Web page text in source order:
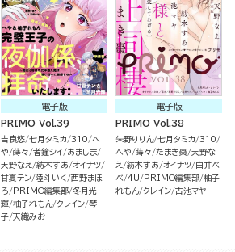
電子版
PRIMO Vol.39
吉良悠 七月タミカ 310 へ
や 蒔々 者鐘シイ あましま
天野なえ
紡木すあ オイナツ
甘夏テン 陸斗いく 西野まほ
ろ
PRIMO編集部 冬月光
輝 柚子れもん クレイン 琴
子 天織みお
電子版
PRIMO Vol.38
朱野りりん 七月タミカ 310
へや 蒔々 たまき棗 天野な
え
紡木すあ オイナツ 白井べ
べ 4U PRIMO編集部 柚子
れもん クレイン 古池マヤ